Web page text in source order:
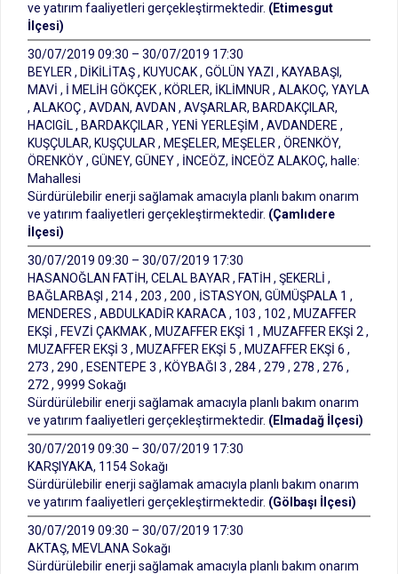
ve yatırım faaliyetleri gerçekleştirmektedir. (Etimesgut
İlçesi)
30/07/2019 09:30 – 30/07/2019 17:30
BEYLER , DİKİLİTAŞ , KUYUCAK , GÖLÜN YAZI , KAYABAŞI,
MAVİ , İ MELİH GÖKÇEK , KÖRLER, İKLİMNUR , ALAKOÇ, YAYLA
, ALAKOÇ , AVDAN, AVDAN , AVŞARLAR, BARDAKÇILAR,
HACIGİL , BARDAKÇILAR , YENİ YERLEŞİM , AVDANDERE ,
KUŞÇULAR, KUŞÇULAR , MEŞELER, MEŞELER , ÖRENKÖY,
ÖRENKÖY , GÜNEY, GÜNEY , İNCEÖZ, İNCEÖZ ALAKOÇ, halle:
Mahallesi
Sürdürülebilir enerji sağlamak amacıyla planlı bakım onarım
ve yatırım faaliyetleri gerçekleştirmektedir. (Çamlıdere
İlçesi)
30/07/2019 09:30 – 30/07/2019 17:30
HASANOĞLAN FATİH, CELAL BAYAR , FATİH , ŞEKERLİ ,
BAĞLARBAŞI , 214 , 203 , 200 , İSTASYON, GÜMÜŞPALA 1 ,
MENDERES , ABDULKADİR KARACA , 103 , 102 , MUZAFFER
EKŞİ , FEVZİ ÇAKMAK , MUZAFFER EKŞİ 1 , MUZAFFER EKŞİ 2 ,
MUZAFFER EKŞİ 3 , MUZAFFER EKŞİ 5 , MUZAFFER EKŞİ 6 ,
273 , 290 , ESENTEPE 3 , KÖYBAĞI 3 , 284 , 279 , 278 , 276 ,
272 , 9999 Sokağı
Sürdürülebilir enerji sağlamak amacıyla planlı bakım onarım
ve yatırım faaliyetleri gerçekleştirmektedir. (Elmadağ İlçesi)
30/07/2019 09:30 – 30/07/2019 17:30
KARŞIYAKA, 1154 Sokağı
Sürdürülebilir enerji sağlamak amacıyla planlı bakım onarım
ve yatırım faaliyetleri gerçekleştirmektedir. (Gölbaşı İlçesi)
30/07/2019 09:30 – 30/07/2019 17:30
AKTAŞ, MEVLANA Sokağı
Sürdürülebilir enerji sağlamak amacıyla planlı bakım onarım